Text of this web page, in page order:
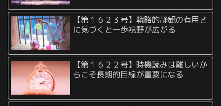
【第１６２３号】戦略的静観の有用さ
に気づくと一歩視野が広がる
【第１６２２号】時機読みは難しいか
らこそ長期的目線が重要になる